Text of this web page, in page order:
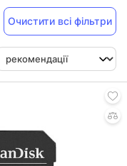
Очистити всі фільтри